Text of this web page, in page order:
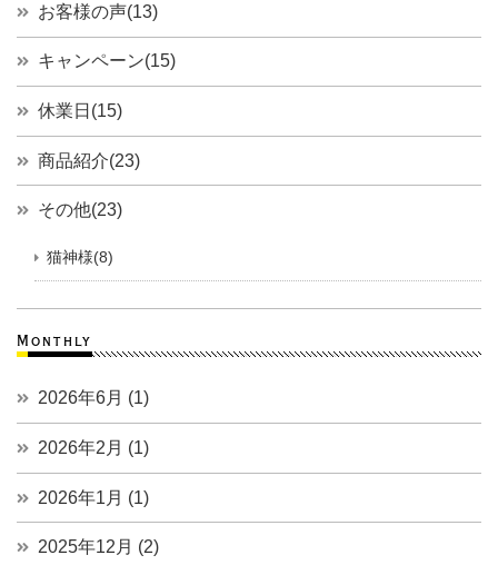
お客様の声(13)
キャンペーン(15)
休業日(15)
商品紹介(23)
その他(23)
猫神様(8)
Monthly
2026年6月 (1)
2026年2月 (1)
2026年1月 (1)
2025年12月 (2)